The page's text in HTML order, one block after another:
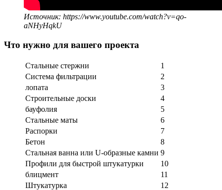
Источник: https://www.youtube.com/watch?v=qo-
aNHyHqkU
Что нужно для вашего проекта
Стальные стержни
1
Система фильтрации
2
лопата
3
Строительные доски
4
бауфолия
5
Стальные маты
6
Распорки
7
Бетон
8
Стальная ванна или U-образные камни 9
Профили для быстрой штукатурки
10
блицмент
11
Штукатурка
12